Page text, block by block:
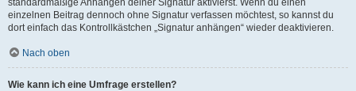
standardmäßige Anhängen deiner Signatur aktivierst. Wenn du einen
einzelnen Beitrag dennoch ohne Signatur verfassen möchtest, so kannst du
dort einfach das Kontrollkästchen „Signatur anhängen“ wieder deaktivieren.
Nach oben
Wie kann ich eine Umfrage erstellen?